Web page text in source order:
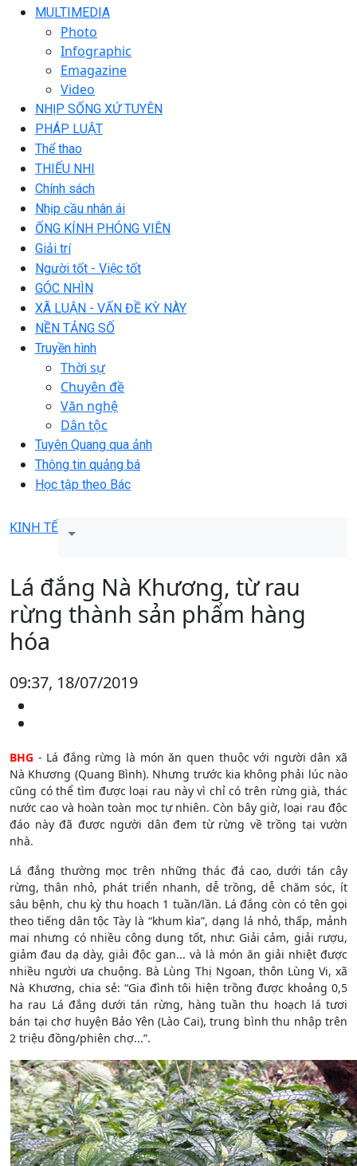
MULTIMEDIA
Photo
Infographic
Emagazine
Video
NHỊP SỐNG XỨ TUYÊN
PHÁP LUẬT
Thể thao
THIẾU NHI
Chính sách
Nhịp cầu nhân ái
ỐNG KÍNH PHÓNG VIÊN
Giải trí
Người tốt - Việc tốt
GÓC NHÌN
XÃ LUẬN - VẤN ĐỀ KỲ NÀY
NỀN TẢNG SỐ
Truyền hình
Thời sự
Chuyên đề
Văn nghệ
Dân tộc
Tuyên Quang qua ảnh
Thông tin quảng bá
Học tập theo Bác
KINH TẾ
Lá đắng Nà Khương, từ rau
rừng thành sản phẩm hàng
hóa
09:37, 18/07/2019
BHG - Lá đắng rừng là món ăn quen thuộc với người dân xã
Nà Khương (Quang Bình). Nhưng trước kia không phải lúc nào
cũng có thể tìm được loại rau này vì chỉ có trên rừng già, thác
nước cao và hoàn toàn mọc tự nhiên. Còn bây giờ, loại rau độc
đáo này đã được người dân đem từ rừng về trồng tại vườn
nhà.
Lá đắng thường mọc trên những thác đá cao, dưới tán cây
rừng, thân nhỏ, phát triển nhanh, dễ trồng, dễ chăm sóc, ít
sâu bệnh, chu kỳ thu hoạch 1 tuần/lần. Lá đắng còn có tên gọi
theo tiếng dân tộc Tày là “khum kìa”, dạng lá nhỏ, thấp, mảnh
mai nhưng có nhiều công dụng tốt, như: Giải cảm, giải rượu,
giảm đau dạ dày, giải độc gan... và là món ăn giải nhiệt được
nhiều người ưa chuộng. Bà Lùng Thị Ngoan, thôn Lùng Vi, xã
Nà Khương, chia sẻ: “Gia đình tôi hiện trồng được khoảng 0,5
ha rau Lá đắng dưới tán rừng, hàng tuần thu hoạch lá tươi
bán tại chợ huyện Bảo Yên (Lào Cai), trung bình thu nhập trên
2 triệu đồng/phiên chợ...”.